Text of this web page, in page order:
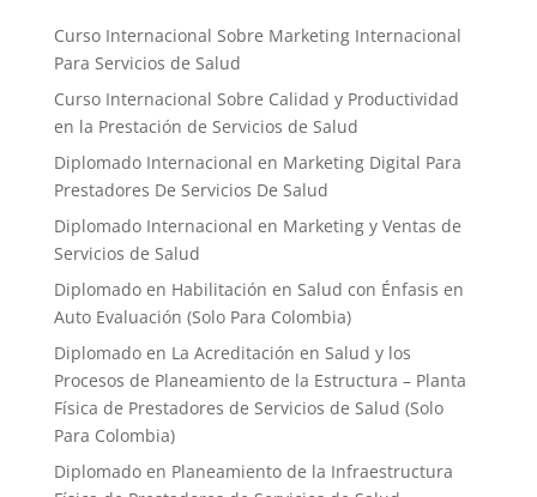
Curso Internacional Sobre Marketing Internacional
Para Servicios de Salud
Curso Internacional Sobre Calidad y Productividad
en la Prestación de Servicios de Salud
Diplomado Internacional en Marketing Digital Para
Prestadores De Servicios De Salud
Diplomado Internacional en Marketing y Ventas de
Servicios de Salud
Diplomado en Habilitación en Salud con Énfasis en
Auto Evaluación ​(Solo Para Colombia)
Diplomado en La Acreditación en Salud y los
Procesos de Planeamiento de la Estructura – Planta
Física de Prestadores de Servicios de Salud (Solo
Para Colombia)
Diplomado en Planeamiento de la Infraestructura